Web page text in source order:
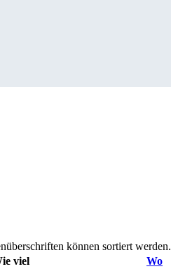
können sortiert werden.
viel Wo